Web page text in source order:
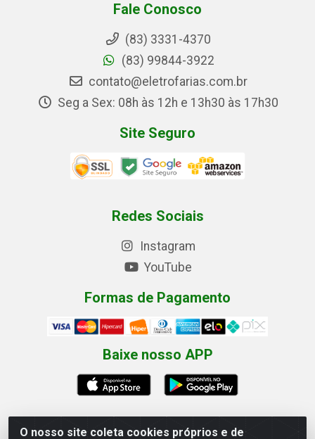
O nosso site coleta cookies próprios e de
Fale Conosco
(83) 3331-4370
(83) 99844-3922
contato@eletrofarias.com.br
Seg a Sex: 08h às 12h e 13h30 às 17h30
Site Seguro
Redes Sociais
Instagram
YouTube
Formas de Pagamento
Baixe nosso APP